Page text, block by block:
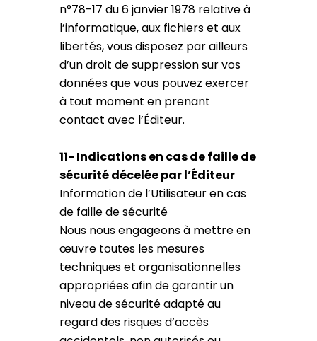
n°78-17 du 6 janvier 1978 relative à
l’informatique, aux fichiers et aux
libertés, vous disposez par ailleurs
d’un droit de suppression sur vos
données que vous pouvez exercer
à tout moment en prenant
contact avec l’Éditeur.
11- Indications en cas de faille de
sécurité décelée par l’Éditeur
Information de l’Utilisateur en cas
de faille de sécurité
Nous nous engageons à mettre en
œuvre toutes les mesures
techniques et organisationnelles
appropriées afin de garantir un
niveau de sécurité adapté au
regard des risques d’accès